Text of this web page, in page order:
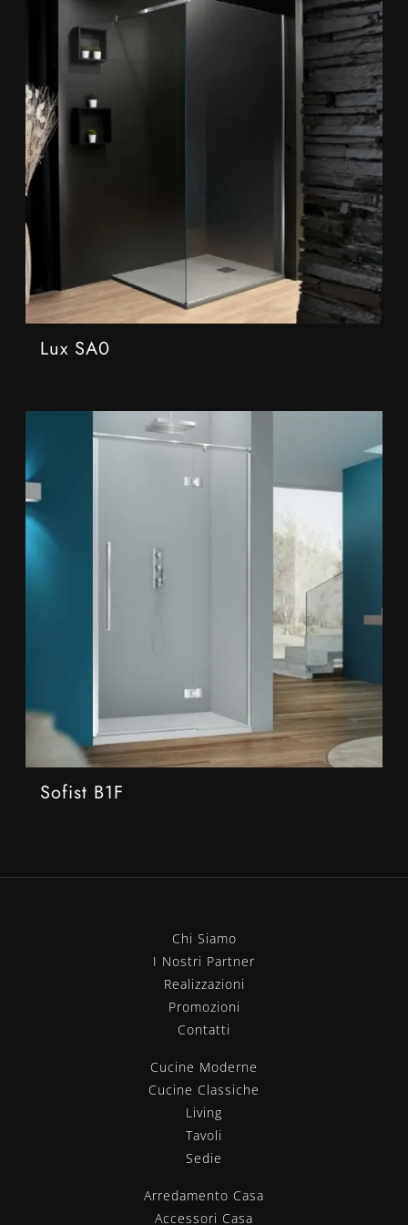
Lux SA0
Sofist B1F
Chi Siamo
I Nostri Partner
Realizzazioni
Promozioni
Contatti
Cucine Moderne
Cucine Classiche
Living
Tavoli
Sedie
Arredamento Casa
Accessori Casa